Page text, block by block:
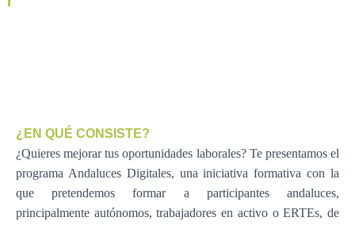
¿EN QUÉ CONSISTE?
¿Quieres mejorar tus oportunidades laborales? Te presentamos el
programa Andaluces Digitales, una iniciativa formativa con la
que pretendemos formar a participantes andaluces,
principalmente autónomos, trabajadores en activo o ERTEs, de